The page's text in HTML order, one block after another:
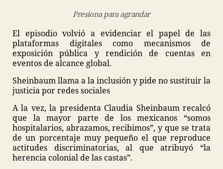
Presiona para agrandar
El episodio volvió a evidenciar el papel de las
plataformas digitales como mecanismos de
exposición pública y rendición de cuentas en
eventos de alcance global.
Sheinbaum llama a la inclusión y pide no sustituir la
justicia por redes sociales
A la vez, la presidenta Claudia Sheinbaum recalcó
que la mayor parte de los mexicanos “somos
hospitalarios, abrazamos, recibimos”, y que se trata
de un porcentaje muy pequeño el que reproduce
actitudes discriminatorias, al que atribuyó “la
herencia colonial de las castas”.